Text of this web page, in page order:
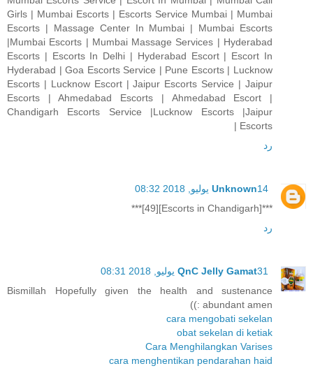
Girls | Mumbai Escorts | Escorts Service Mumbai | Mumbai
Escorts | Massage Center In Mumbai | Mumbai Escorts
|Mumbai Escorts | Mumbai Massage Services | Hyderabad
Escorts | Escorts In Delhi | Hyderabad Escort | Escort In
Hyderabad | Goa Escorts Service | Pune Escorts | Lucknow
Escorts | Lucknow Escort | Jaipur Escorts Service | Jaipur
Escorts | Ahmedabad Escorts | Ahmedabad Escort |
Chandigarh Escorts Service |Lucknow Escorts |Jaipur
Escorts |
رد
Unknown14 يوليو, 2018 08:32
***[Escorts in Chandigarh][49]***
رد
QnC Jelly Gamat31 يوليو, 2018 08:31
Bismillah Hopefully given the health and sustenance
abundant amen :))
cara mengobati sekelan
obat sekelan di ketiak
Cara Menghilangkan Varises
cara menghentikan pendarahan haid